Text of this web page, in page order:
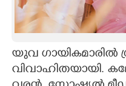
ASTRO
CARTOONS
LITERATURE
യുവ ഗായികമാരിൽ
വിവാഹിതയായി.